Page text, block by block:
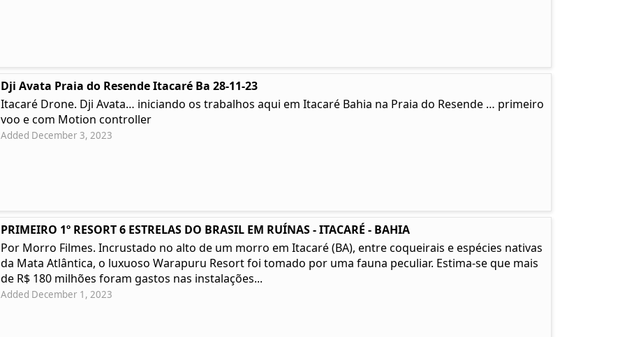
Dji Avata Praia do Resende Itacaré Ba 28-11-23
Itacaré Drone. Dji Avata… iniciando os trabalhos aqui em Itacaré Bahia na Praia do Resende … primeiro
voo e com Motion controller
Added December 3, 2023
PRIMEIRO 1º RESORT 6 ESTRELAS DO BRASIL EM RUÍNAS - ITACARÉ - BAHIA
Por Morro Filmes. Incrustado no alto de um morro em Itacaré (BA), entre coqueirais e espécies nativas
da Mata Atlântica, o luxuoso Warapuru Resort foi tomado por uma fauna peculiar. Estima-se que mais
de R$ 180 milhões foram gastos nas instalações...
Added December 1, 2023